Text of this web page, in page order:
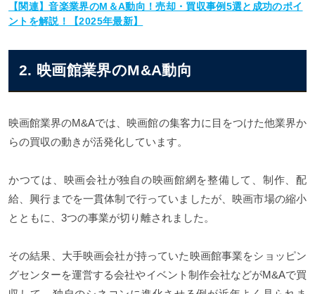
【関連】音楽業界のM＆A動向！売却・買収事例5選と成功のポイ
ントを解説！【2025年最新】
2. 映画館業界のM&A動向
映画館業界のM&Aでは、映画館の集客力に目をつけた他業界か
らの買収の動きが活発化しています。
かつては、映画会社が独自の映画館網を整備して、制作、配
給、興行までを一貫体制で行っていましたが、映画市場の縮小
とともに、3つの事業が切り離されました。
その結果、大手映画会社が持っていた映画館事業をショッピン
グセンターを運営する会社やイベント制作会社などがM&Aで買